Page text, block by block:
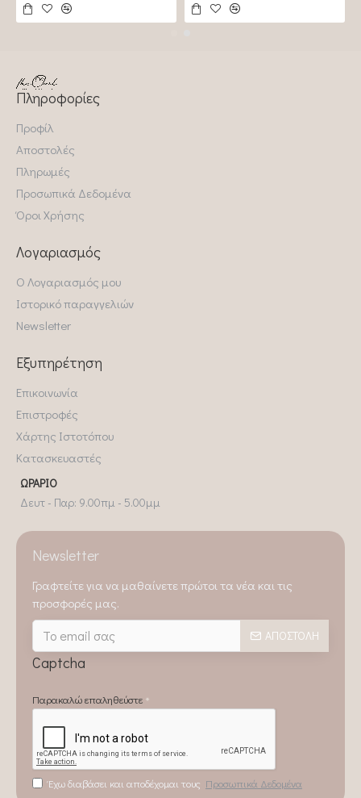
Πληροφορίες
Προφίλ
Αποστολές
Πληρωμές
Προσωπικά Δεδομένα
Όροι Χρήσης
Λογαριασμός
Ο Λογαριασμός μου
Ιστορικό παραγγελιών
Newsletter
Εξυπηρέτηση
Επικοινωνία
Επιστροφές
Χάρτης Ιστοτόπου
Κατασκευαστές
ΩΡΆΡΙΟ
Δευτ - Παρ: 9.00πμ - 5.00μμ
Newsletter
Γραφτείτε για να μαθαίνετε πρώτοι τα νέα και τις
προσφορές μας.
ΑΠΟΣΤΟΛΉ
Captcha
Παρακαλώ επαληθεύστε
Έχω διαβάσει και αποδέχομαι τους Προσωπικά Δεδομένα